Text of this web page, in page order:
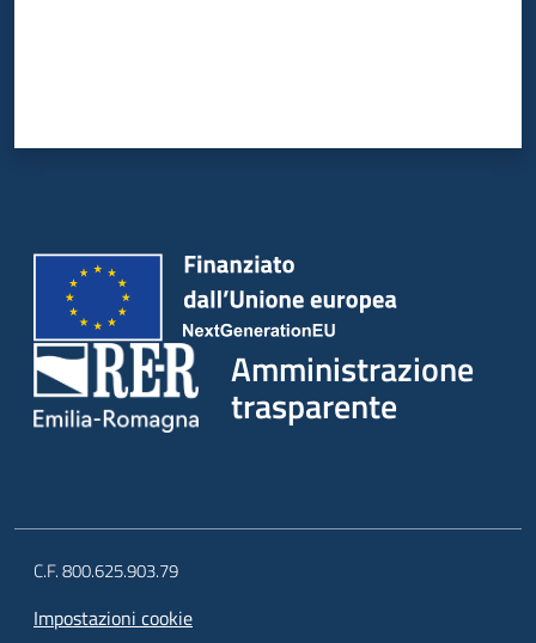
Amministrazione
trasparente
C.F. 800.625.903.79
Impostazioni cookie